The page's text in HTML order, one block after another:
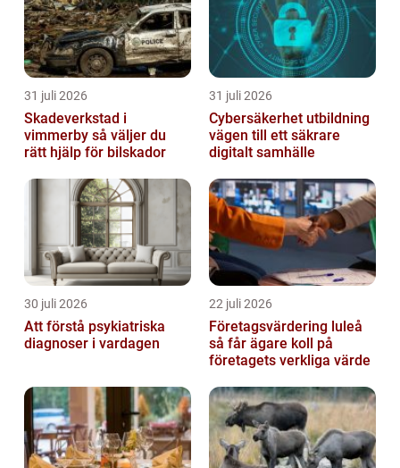
31 juli 2026
Skadeverkstad i
vimmerby så väljer du
rätt hjälp för bilskador
31 juli 2026
Cybersäkerhet utbildning
vägen till ett säkrare
digitalt samhälle
30 juli 2026
Att förstå psykiatriska
diagnoser i vardagen
22 juli 2026
Företagsvärdering luleå
så får ägare koll på
företagets verkliga värde